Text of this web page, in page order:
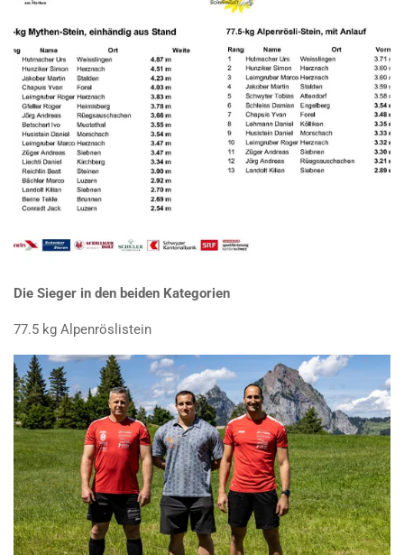
Die Sieger in den beiden Kategorien
77.5 kg Alpenröslistein